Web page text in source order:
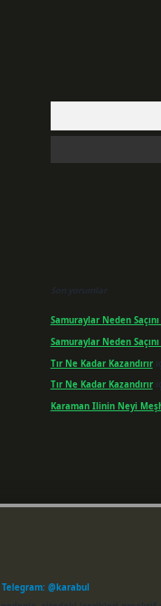
Son yorumlar
Samuraylar Neden Saçını
Samuraylar Neden Saçını
Tır Ne Kadar Kazandırır
Tır Ne Kadar Kazandırır
Karaman Ilinin Neyi
Telegram: @karabul